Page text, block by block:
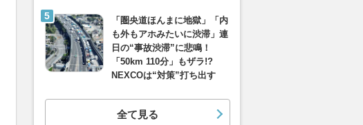
「圏央道ほんまに地獄」「内
も外もアホみたいに渋滞」連
日の“事故渋滞”に悲鳴！
「50km 110分」もザラ!?
NEXCOは“対策”打ち出す
全て見る